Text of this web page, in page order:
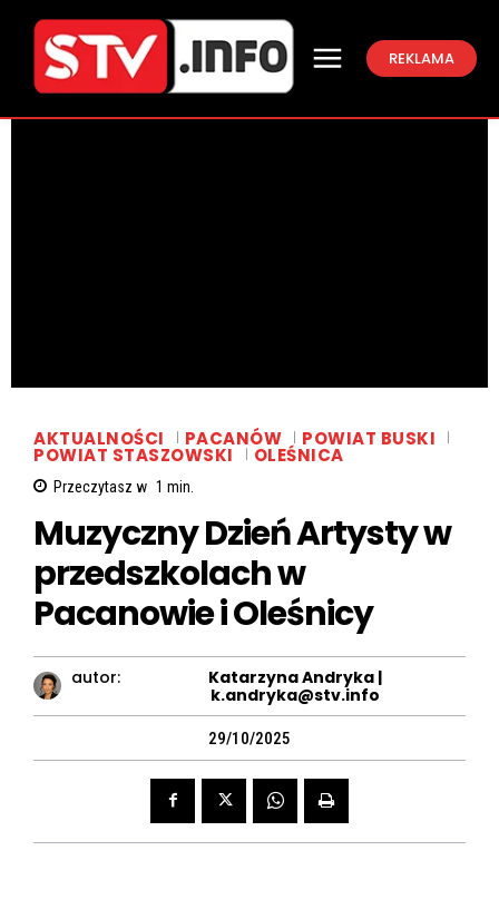
REKLAMA
AKTUALNOŚCI PACANÓW POWIAT BUSKI
POWIAT STASZOWSKI OLEŚNICA
Przeczytasz w 1 min.
Muzyczny Dzień Artysty w
przedszkolach w
Pacanowie i Oleśnicy
autor:
Katarzyna Andryka |
k.andryka@stv.info
29/10/2025